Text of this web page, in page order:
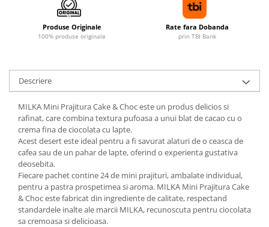
Produse Originale
100% produse originale
Rate fara Dobanda
prin TBI Bank
Descriere
MILKA Mini Prajitura Cake & Choc este un produs delicios si
rafinat, care combina textura pufoasa a unui blat de cacao cu o
crema fina de ciocolata cu lapte.
Acest desert este ideal pentru a fi savurat alaturi de o ceasca de
cafea sau de un pahar de lapte, oferind o experienta gustativa
deosebita.
Fiecare pachet contine 24 de mini prajituri, ambalate individual,
pentru a pastra prospetimea si aroma. MILKA Mini Prajitura Cake
& Choc este fabricat din ingrediente de calitate, respectand
standardele inalte ale marcii MILKA, recunoscuta pentru ciocolata
sa cremoasa si delicioasa.